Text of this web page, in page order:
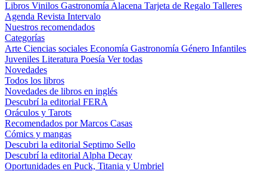
Libros Vinilos Gastronomía Alacena Tarjeta de Regalo Talleres
Agenda Revista Intervalo
Nuestros recomendados
Categorías
Arte Ciencias sociales Economía Gastronomía Género Infantiles
Juveniles Literatura Poesía Ver todas
Novedades
Todos los libros
Novedades de libros en inglés
Descubrí la editorial FERA
Oráculos y Tarots
Recomendados por Marcos Casas
Cómics y mangas
Descubri la editorial Septimo Sello
Descubrí la editorial Alpha Decay
Oportunidades en Puck, Titania y Umbriel